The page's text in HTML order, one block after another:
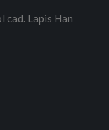
cad. Lapis Han